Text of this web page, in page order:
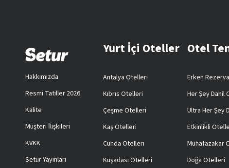
Hakkımızda
Resmi Tatiller 2026
Kalite
Müşteri İlişkileri
KVKK
Setur Yayınları
Yurt İçi Oteller
Antalya Otelleri
Kıbrıs Otelleri
Çeşme Otelleri
Kaş Otelleri
Cunda Otelleri
Kuşadası Otelleri
Otel
Erken
Her Şey Dahil
Ultra Her Şey
Etkinlikli
Muhafazakar
Doğa Otelleri